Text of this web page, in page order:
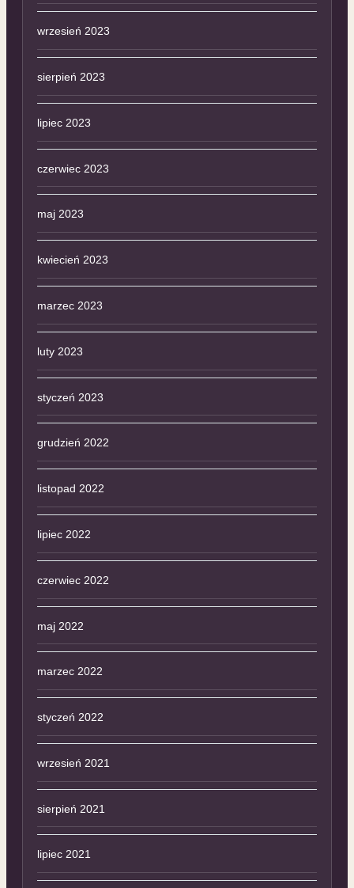
wrzesień 2023
sierpień 2023
lipiec 2023
czerwiec 2023
maj 2023
kwiecień 2023
marzec 2023
luty 2023
styczeń 2023
grudzień 2022
listopad 2022
lipiec 2022
czerwiec 2022
maj 2022
marzec 2022
styczeń 2022
wrzesień 2021
sierpień 2021
lipiec 2021